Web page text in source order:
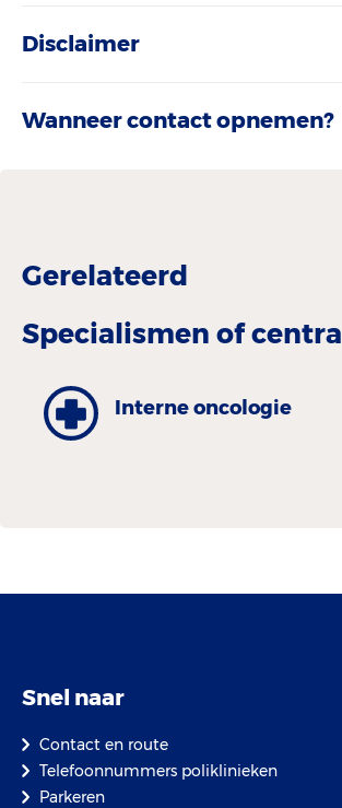
Disclaimer
Wanneer contact opnemen?
Gerelateerd
Specialismen of centra
Interne oncologie
Snel naar
Contact en route
Telefoonnummers poliklinieken
Parkeren